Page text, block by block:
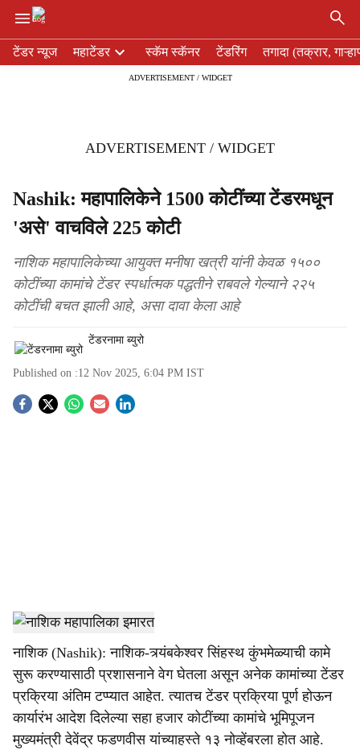
e
टेंडर न्यूज महाटेंडर स्कॅम स्कॅनर टेंडरिंग तगादा (तक्रार,
ADVERTISEMENT / WIDGET
ADVERTISEMENT / WIDGET
Nashik: महापालिकेने 1500 कोटींच्या टेंडरमधून
'असे' वाचविले 225 कोटी
नाशिक महापालिकेच्या आयुक्त मनीषा खत्री यांनी केवळ १५००
कोटींच्या कामांचे टेंडर स्पर्धात्मक पद्धतीने राबवले गेल्याने २२५
कोटींची बचत झाली आहे, असा दावा केला आहे
टेंडरनामा ब्युरो
Published on :12 Nov 2025, 6:04 PM IST
S
a
r
e
NMC, Nashik-Tendernama
नाशिक (Nashik): नाशिक-त्र्यंबकेश्वर सिंहस्थ कुंभमेळ्याची कामे
सुरू करण्यासाठी प्रशासनाने वेग घेतला असून अनेक कामांच्या टेंडर
प्रक्रिया अंतिम टप्‍प्यात आहेत. त्यातच टेंडर प्रक्रिया पूर्ण होऊन
कार्यारंभ आदेश दिलेल्या सहा हजार कोटींच्या कामांचे भूमिपूजन
मुख्यमंत्री देवेंद्र फडणवीस यांच्याहस्ते १३ नोव्हेंबरला होत आहे.